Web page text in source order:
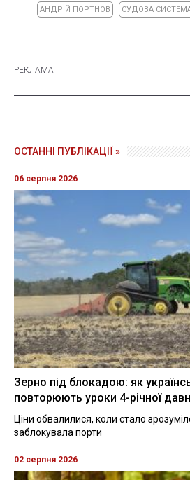
АНДРІЙ ПОРТНОВ СУДОВА
ОСТАННІ ПУБЛІКАЦІЇ »
06 серпня 2026
Зерно під блокадою: як
повторюють уроки 4-річної
Ціни обвалилися, коли стало
заблокувала порти
02 серпня 2026